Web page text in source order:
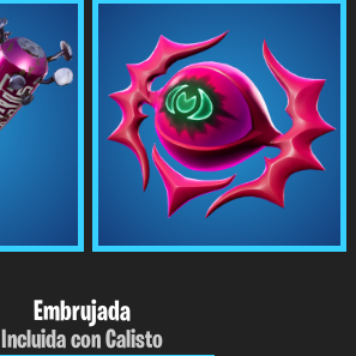
Embrujada
Incluida con Calisto